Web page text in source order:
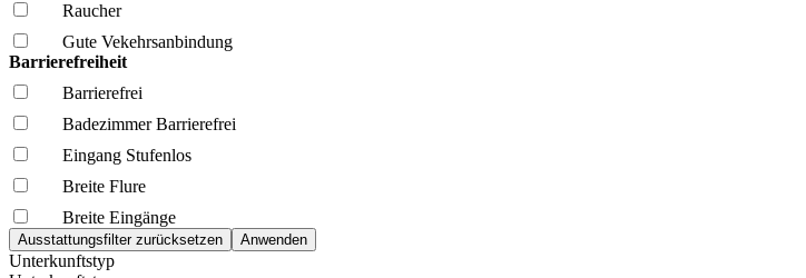
Raucher
Gute Vekehrsanbindung
Barrierefreiheit
Barrierefrei
Badezimmer Barrierefrei
Eingang Stufenlos
Breite Flure
Breite Eingänge
Unterkunftstyp